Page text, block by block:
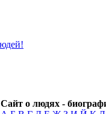
Сайт о людях -